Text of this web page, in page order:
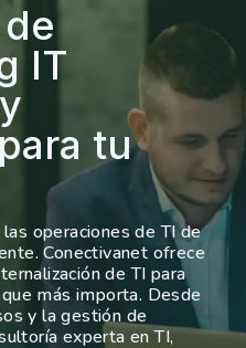
IT
tu
operaciones de TI de
Conectivanet ofrece
de TI para
más importa. Desde
y la gestión de
experta en TI,